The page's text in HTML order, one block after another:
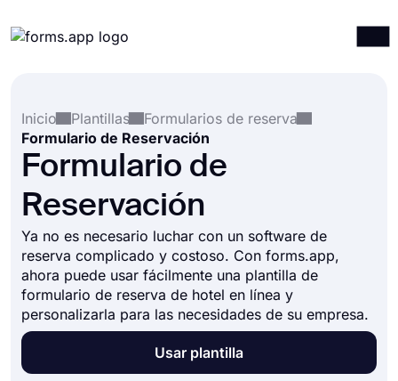
Integraciones
Plantillas
Recursos
Inicio
Plantillas
Formularios de reserva
Formulario de Reservación
Formulario de
Reservación
Ya no es necesario luchar con un software de
reserva complicado y costoso. Con forms.app,
ahora puede usar fácilmente una plantilla de
formulario de reserva de hotel en línea y
personalizarla para las necesidades de su empresa.
Usar plantilla